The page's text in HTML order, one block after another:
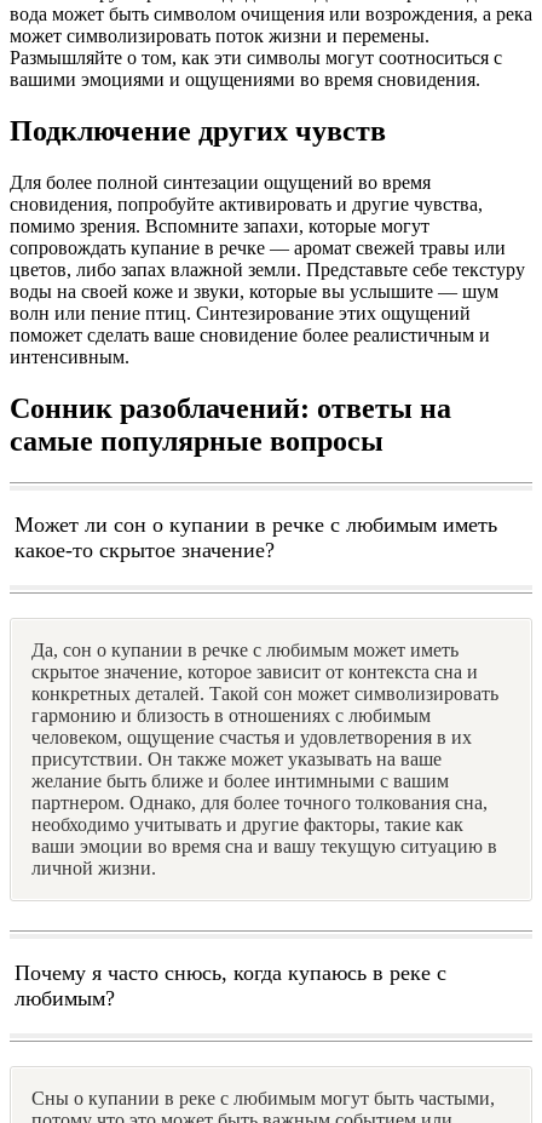
вода может быть символом очищения или возрождения, а река
может символизировать поток жизни и перемены.
Размышляйте о том, как эти символы могут соотноситься с
вашими эмоциями и ощущениями во время сновидения.
Подключение других чувств
Для более полной синтезации ощущений во время
сновидения, попробуйте активировать и другие чувства,
помимо зрения. Вспомните запахи, которые могут
сопровождать купание в речке — аромат свежей травы или
цветов, либо запах влажной земли. Представьте себе текстуру
воды на своей коже и звуки, которые вы услышите — шум
волн или пение птиц. Синтезирование этих ощущений
поможет сделать ваше сновидение более реалистичным и
интенсивным.
Сонник разоблачений: ответы на
самые популярные вопросы
Может ли сон о купании в речке с любимым иметь
какое-то скрытое значение?
Да, сон о купании в речке с любимым может иметь
скрытое значение, которое зависит от контекста сна и
конкретных деталей. Такой сон может символизировать
гармонию и близость в отношениях с любимым
человеком, ощущение счастья и удовлетворения в их
присутствии. Он также может указывать на ваше
желание быть ближе и более интимными с вашим
партнером. Однако, для более точного толкования сна,
необходимо учитывать и другие факторы, такие как
ваши эмоции во время сна и вашу текущую ситуацию в
личной жизни.
Почему я часто снюсь, когда купаюсь в реке с
любимым?
Сны о купании в реке с любимым могут быть частыми,